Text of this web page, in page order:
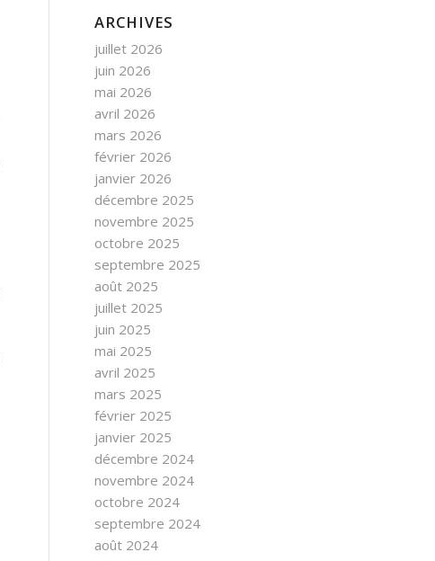
ARCHIVES
juillet 2026
juin 2026
mai 2026
avril 2026
mars 2026
février 2026
janvier 2026
décembre 2025
novembre 2025
octobre 2025
septembre 2025
août 2025
juillet 2025
juin 2025
mai 2025
avril 2025
mars 2025
février 2025
janvier 2025
décembre 2024
novembre 2024
octobre 2024
septembre 2024
août 2024